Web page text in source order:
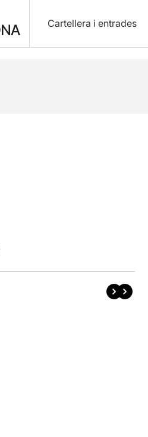
Cartellera i entrades